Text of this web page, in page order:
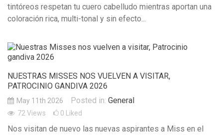
tintóreos respetan tu cuero cabelludo mientras aportan una
coloración rica, multi-tonal y sin efecto...
NUESTRAS MISSES NOS VUELVEN A VISITAR,
PATROCINIO GANDIVA 2026
Posted in: General
May 11th 2026
72 Views 0 Liked
Nos visitan de nuevo las nuevas aspirantes a Miss en el